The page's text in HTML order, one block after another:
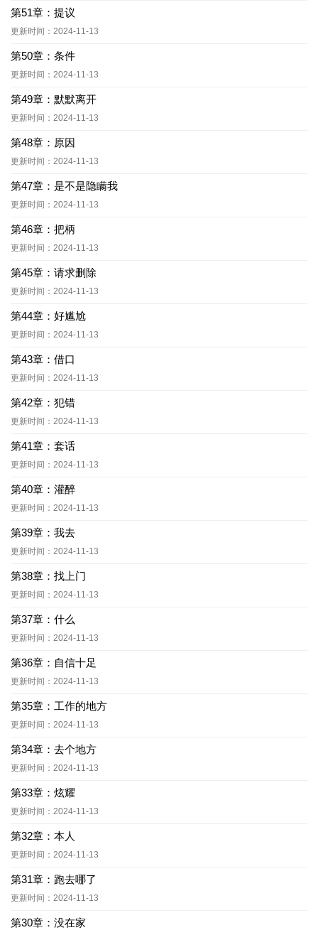
第51章：提议
更新时间：2024-11-13
第50章：条件
更新时间：2024-11-13
第49章：默默离开
更新时间：2024-11-13
第48章：原因
更新时间：2024-11-13
第47章：是不是隐瞒我
更新时间：2024-11-13
第46章：把柄
更新时间：2024-11-13
第45章：请求删除
更新时间：2024-11-13
第44章：好尴尬
更新时间：2024-11-13
第43章：借口
更新时间：2024-11-13
第42章：犯错
更新时间：2024-11-13
第41章：套话
更新时间：2024-11-13
第40章：灌醉
更新时间：2024-11-13
第39章：我去
更新时间：2024-11-13
第38章：找上门
更新时间：2024-11-13
第37章：什么
更新时间：2024-11-13
第36章：自信十足
更新时间：2024-11-13
第35章：工作的地方
更新时间：2024-11-13
第34章：去个地方
更新时间：2024-11-13
第33章：炫耀
更新时间：2024-11-13
第32章：本人
更新时间：2024-11-13
第31章：跑去哪了
更新时间：2024-11-13
第30章：没在家